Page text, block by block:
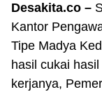
Desakita.co –
Kantor
Tipe Madya
hasil cukai
kerjanya,